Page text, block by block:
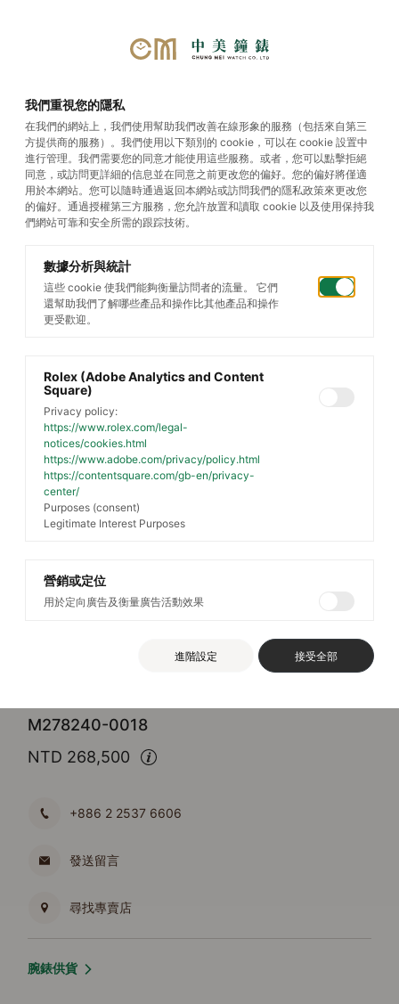
Datejust
Datejust 31
M278240-0018
NTD 268,500
+886 2 2537 6606
發送留言
尋找專賣店
腕錶供貨
我們重視您的隱私
在我們的網站上，我們使用幫助我們改善在線形象的服務（包括來自第三
方提供商的服務）。我們使用以下類別的 cookie，可以在 cookie 設置中
進行管理。我們需要您的同意才能使用這些服務。或者，您可以點擊拒絕
同意，或訪問更詳細的信息並在同意之前更改您的偏好。您的偏好將僅適
用於本網站。您可以隨時通過返回本網站或訪問我們的隱私政策來更改您
的偏好。通過授權第三方服務，您允許放置和讀取 cookie 以及使用保持我
們網站可靠和安全所需的跟踪技術。
數據分析與統計
這些 cookie 使我們能夠衡量訪問者的流量。 它們
還幫助我們了解哪些產品和操作比其他產品和操作
更受歡迎。
Rolex (Adobe Analytics and Content
Square)
Privacy policy:
https://www.rolex.com/legal-
notices/cookies.html
https://www.adobe.com/privacy/policy.html
https://contentsquare.com/gb-en/privacy-
center/
Purposes (consent)
Legitimate Interest Purposes
營銷或定位
用於定向廣告及衡量廣告活動效果
進階設定 接受全部